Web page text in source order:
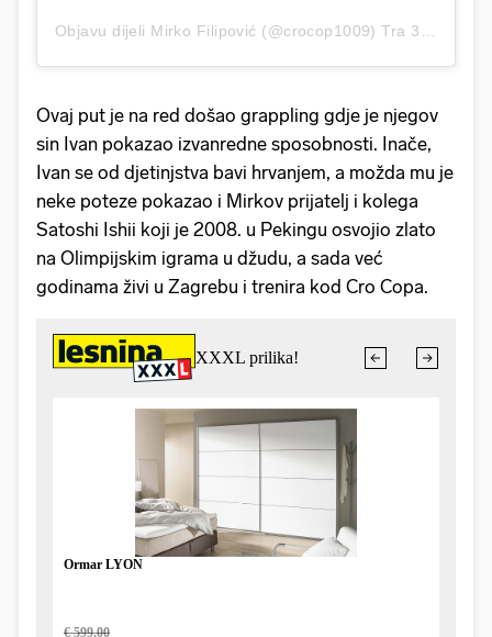
Objavu dijeli Mirko Filipović (@crocop1009) Tra 30, 2020 u 1:36 PDT
Ovaj put je na red došao grappling gdje je njegov
sin Ivan pokazao izvanredne sposobnosti. Inače,
Ivan se od djetinjstva bavi hrvanjem, a možda mu je
neke poteze pokazao i Mirkov prijatelj i kolega
Satoshi Ishii koji je 2008. u Pekingu osvojio zlato
na Olimpijskim igrama u džudu, a sada već
godinama živi u Zagrebu i trenira kod Cro Copa.